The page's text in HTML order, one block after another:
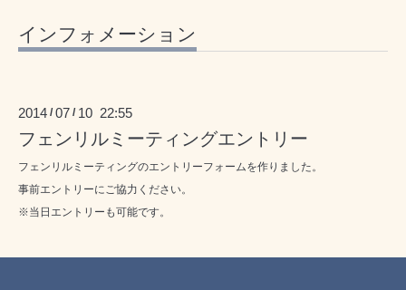
インフォメーション
2014 /07 / 10 22:55
フェンリルミーティングエントリー
フェンリルミーティングのエントリーフォームを作りました。
事前エントリーにご協力ください。
※当日エントリーも可能です。